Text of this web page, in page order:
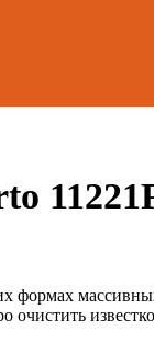
формах
очистить